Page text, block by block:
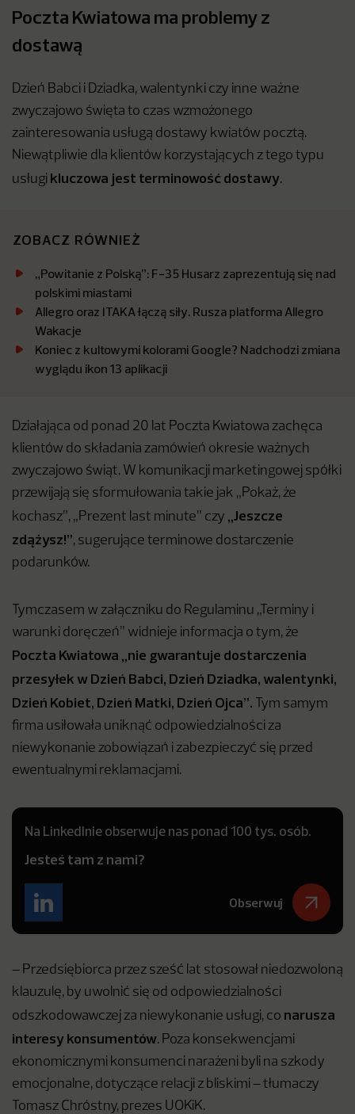
Poczta Kwiatowa ma problemy z
dostawą
Dzień Babci i Dziadka, walentynki czy inne ważne
zwyczajowo święta to czas wzmożonego
zainteresowania usługą dostawy kwiatów pocztą.
Niewątpliwie dla klientów korzystających z tego typu
usługi kluczowa jest terminowość dostawy.
ZOBACZ RÓWNIEŻ
„Powitanie z Polską”: F-35 Husarz zaprezentują się nad
polskimi miastami
Allegro oraz ITAKA łączą siły. Rusza platforma Allegro
Wakacje
Koniec z kultowymi kolorami Google? Nadchodzi zmiana
wyglądu ikon 13 aplikacji
Działająca od ponad 20 lat Poczta Kwiatowa zachęca
klientów do składania zamówień okresie ważnych
zwyczajowo świąt. W komunikacji marketingowej spółki
przewijają się sformułowania takie jak „Pokaż, że
kochasz”, „Prezent last minute” czy „Jeszcze
zdążysz!”, sugerujące terminowe dostarczenie
podarunków.
Tymczasem w załączniku do Regulaminu „Terminy i
warunki doręczeń” widnieje informacja o tym, że
Poczta Kwiatowa „nie gwarantuje dostarczenia
przesyłek w Dzień Babci, Dzień Dziadka, walentynki,
Dzień Kobiet, Dzień Matki, Dzień Ojca”. Tym samym
firma usiłowała uniknąć odpowiedzialności za
niewykonanie zobowiązań i zabezpieczyć się przed
ewentualnymi reklamacjami.
Na LinkedInie obserwuje nas ponad 100 tys. osób.
Jesteś tam z nami?
Obserwuj
– Przedsiębiorca przez sześć lat stosował niedozwoloną
klauzulę, by uwolnić się od odpowiedzialności
odszkodowawczej za niewykonanie usługi, co narusza
interesy konsumentów. Poza konsekwencjami
ekonomicznymi konsumenci narażeni byli na szkody
emocjonalne, dotyczące relacji z bliskimi – tłumaczy
Tomasz Chróstny, prezes UOKiK.